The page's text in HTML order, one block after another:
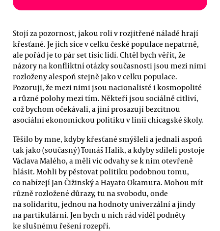
Stojí za pozornost, jakou roli v rozjitřené náladě hrají
křesťané. Je jich sice v celku české populace nepatrně,
ale pořád je to pár set tisíc lidí. Chtěl bych věřit, že
názory na konfliktní otázky současnosti jsou mezi nimi
rozloženy alespoň stejně jako v celku populace.
Pozoruji, že mezi nimi jsou nacionalisté i kosmopolité
a různé polohy mezi tím. Někteří jsou sociálně citliví,
což bychom očekávali, a jiní prosazují bezcitnou
asociální ekonomickou politiku v linii chicagské školy.
Těšilo by mne, kdyby křesťané smýšleli a jednali aspoň
tak jako (současný) Tomáš Halík, a kdyby sdíleli postoje
Václava Malého, a měli víc odvahy se k nim otevřeně
hlásit. Mohli by pěstovat politiku podobnou tomu,
co nabízejí Jan Čižinský a Hayato Okamura. Mohou mít
různě rozložené důrazy, tu na svobodu, onde
na solidaritu, jednou na hodnoty univerzální a jindy
na partikulární. Jen bych u nich rád viděl podněty
ke slušnému řešení rozepří.